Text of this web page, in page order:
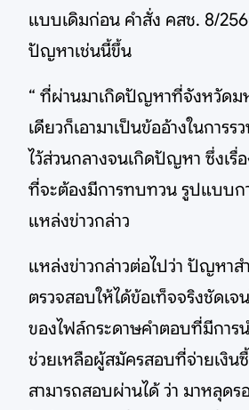
แบบเดิมก่อน คำสั่ง คสช. 8/
ปัญหาเช่นนี้ขึ้น
“ ที่ผ่านมาเกิดปัญหาที่จังหวัดม
เดียวก็เอามาเป็นข้ออ้างในการร
ไว้ส่วนกลางจนเกิดปัญหา ซึ่งเรื่
ที่จะต้องมีการทบทวน รูปแบบก
แหล่งข่าวกล่าว
แหล่งข่าวกล่าวต่อไปว่า ปัญหา
ตรวจสอบให้ได้ข้อเท็จจริงชัดเ
ของไฟล์กระดาษคำตอบที่มีการ
ช่วยเหลือผู้สมัครสอบที่จ่ายเงิน
สามารถสอบผ่านได้ ว่า มาหลุดร